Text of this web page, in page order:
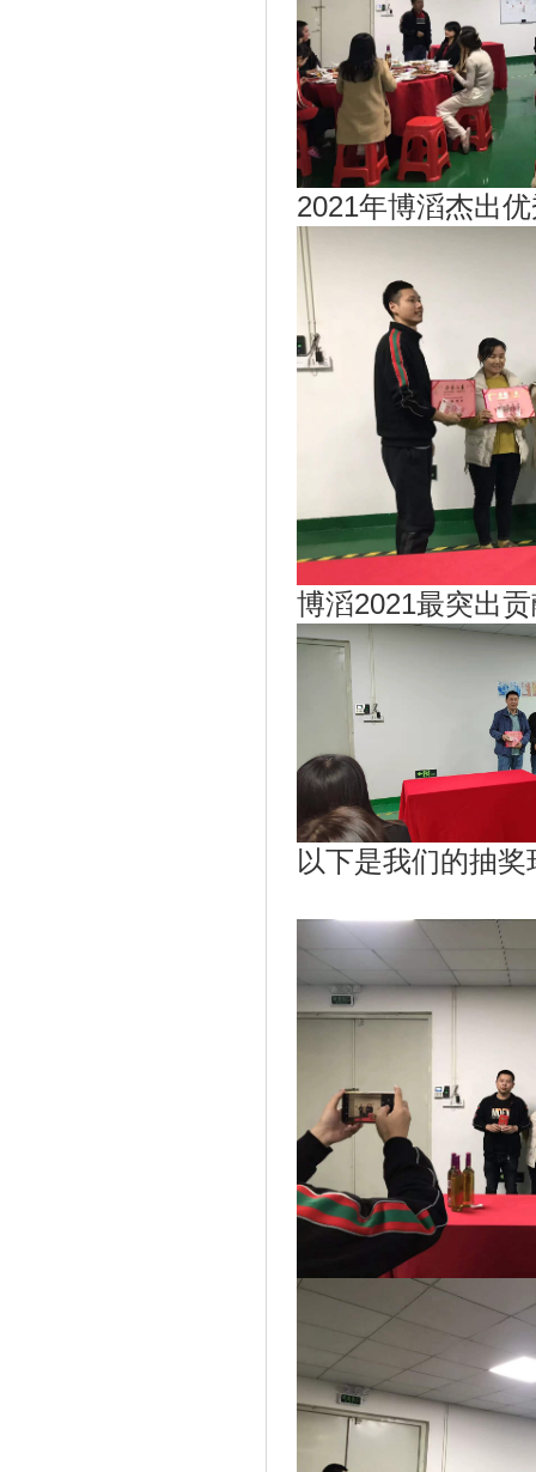
2021年博滔杰出
博滔2021最突出
以下是我们的抽奖